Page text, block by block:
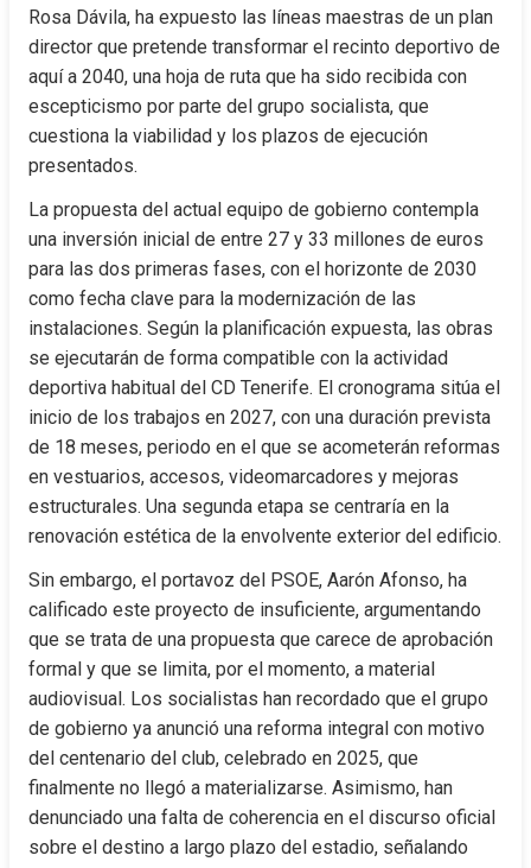
Rosa Dávila, ha expuesto las líneas maestras de un plan
director que pretende transformar el recinto deportivo de
aquí a 2040, una hoja de ruta que ha sido recibida con
escepticismo por parte del grupo socialista, que
cuestiona la viabilidad y los plazos de ejecución
presentados.
La propuesta del actual equipo de gobierno contempla
una inversión inicial de entre 27 y 33 millones de euros
para las dos primeras fases, con el horizonte de 2030
como fecha clave para la modernización de las
instalaciones. Según la planificación expuesta, las obras
se ejecutarán de forma compatible con la actividad
deportiva habitual del CD Tenerife. El cronograma sitúa el
inicio de los trabajos en 2027, con una duración prevista
de 18 meses, periodo en el que se acometerán reformas
en vestuarios, accesos, videomarcadores y mejoras
estructurales. Una segunda etapa se centraría en la
renovación estética de la envolvente exterior del edificio.
Sin embargo, el portavoz del PSOE, Aarón Afonso, ha
calificado este proyecto de insuficiente, argumentando
que se trata de una propuesta que carece de aprobación
formal y que se limita, por el momento, a material
audiovisual. Los socialistas han recordado que el grupo
de gobierno ya anunció una reforma integral con motivo
del centenario del club, celebrado en 2025, que
finalmente no llegó a materializarse. Asimismo, han
denunciado una falta de coherencia en el discurso oficial
sobre el destino a largo plazo del estadio, señalando